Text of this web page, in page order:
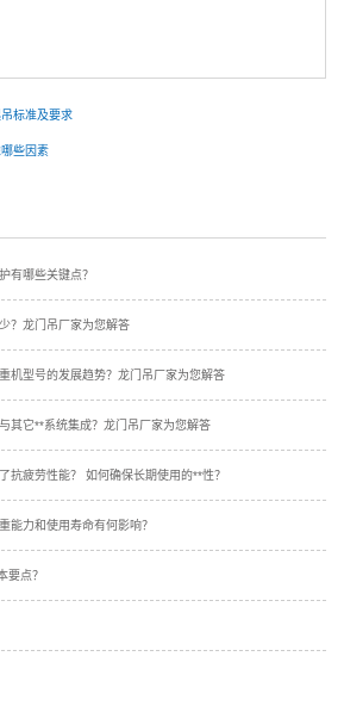
标准及要求
些因素
有哪些关键点？
？龙门吊厂家为您解答
机型号的发展趋势？龙门吊厂家为您解答
其它**系统集成？龙门吊厂家为您解答
抗疲劳性能？ 如何确保长期使用的**性？
能力和使用寿命有何影响？
要点？